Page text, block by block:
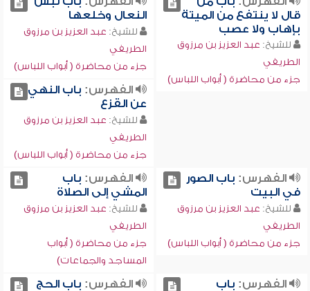
قال لا ينتفع من الميتة
بإهاب ولا عصب
للشيخ: عبد العزيز بن مرزوق
الطريفي
جزء من محاضرة ( أبواب اللباس)
النعال وخلعها
للشيخ: عبد العزيز بن مرزوق
الطريفي
جزء من محاضرة ( أبواب اللباس)
الفهرس: باب النهي
عن القزع
للشيخ: عبد العزيز بن مرزوق
الطريفي
جزء من محاضرة ( أبواب اللباس)
الفهرس: باب الصور
في البيت
للشيخ: عبد العزيز بن مرزوق
الطريفي
جزء من محاضرة ( أبواب اللباس)
الفهرس: باب
المشي إلى الصلاة
للشيخ: عبد العزيز بن مرزوق
الطريفي
جزء من محاضرة ( أبواب
المساجد والجماعات)
الفهرس: باب
الفهرس: باب الحج